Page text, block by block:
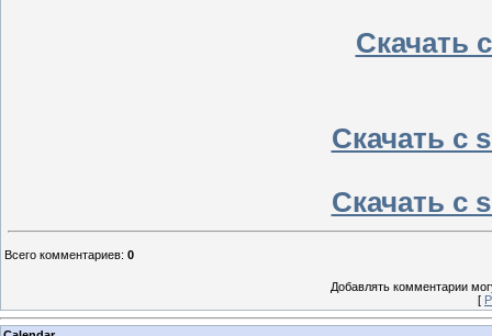
Скачать
Скачать с
Скачать с
Всего комментариев: 0
Добавлять комментарии
[